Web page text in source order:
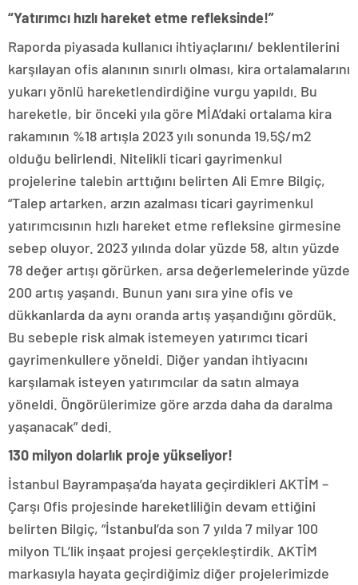
“Yatırımcı hızlı hareket etme refleksinde!”
Raporda piyasada kullanıcı ihtiyaçlarını/ beklentilerini
karşılayan ofis alanının sınırlı olması, kira ortalamalarını
yukarı yönlü hareketlendirdiğine vurgu yapıldı. Bu
hareketle, bir önceki yıla göre MİA’daki ortalama kira
rakamının %18 artışla 2023 yılı sonunda 19,5$/m2
olduğu belirlendi. Nitelikli ticari gayrimenkul
projelerine talebin arttığını belirten Ali Emre Bilgiç,
“Talep artarken, arzın azalması ticari gayrimenkul
yatırımcısının hızlı hareket etme refleksine girmesine
sebep oluyor. 2023 yılında dolar yüzde 58, altın yüzde
78 değer artışı görürken, arsa değerlemelerinde yüzde
200 artış yaşandı. Bunun yanı sıra yine ofis ve
dükkanlarda da aynı oranda artış yaşandığını gördük.
Bu sebeple risk almak istemeyen yatırımcı ticari
gayrimenkullere yöneldi. Diğer yandan ihtiyacını
karşılamak isteyen yatırımcılar da satın almaya
yöneldi. Öngörülerimize göre arzda daha da daralma
yaşanacak” dedi.
130 milyon dolarlık proje yükseliyor!
İstanbul Bayrampaşa’da hayata geçirdikleri AKTİM –
Çarşı Ofis projesinde hareketliliğin devam ettiğini
belirten Bilgiç, “İstanbul’da son 7 yılda 7 milyar 100
milyon TL’lik inşaat projesi gerçekleştirdik. AKTİM
markasıyla hayata geçirdiğimiz diğer projelerimizde